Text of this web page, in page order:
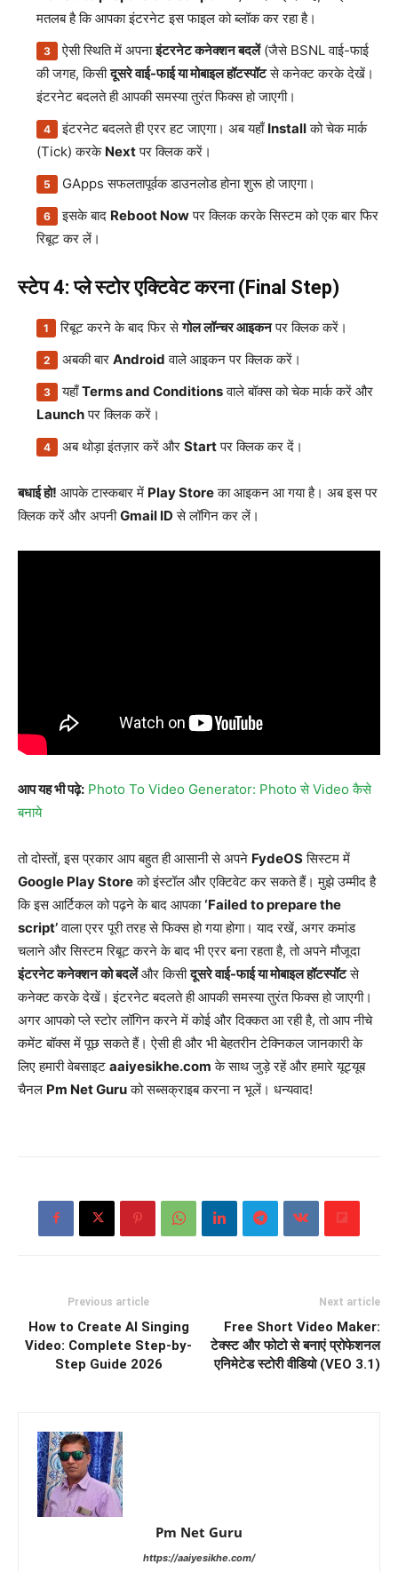
मतलब है कि आपका इंटरनेट इस फाइल को ब्लॉक कर रहा है।
ऐसी स्थिति में अपनाइंटरनेट कनेक्शन बदलें(जैसे BSNL वाई-फाई
की जगह, किसीदूसरे वाई-फाई या मोबाइल हॉटस्पॉटसे कनेक्ट करके देखें।
इंटरनेट बदलते ही आपकी समस्या तुरंत फिक्स हो जाएगी।
इंटरनेट बदलते ही एरर हट जाएगा। अब यहाँ Installको चेक मार्क
(Tick) करके Nextपर क्लिक करें।
GApps सफलतापूर्वक डाउनलोड होना शुरू हो जाएगा।
इसके बाद Reboot Nowपर क्लिक करके सिस्टम को एक बार फिर
रिबूट कर लें।
स्टेप 4: प्ले स्टोर एक्टिवेट करना (Final Step)
रिबूट करने के बाद फिर सेगोल लॉन्चर आइकनपर क्लिक करें।
अबकी बार Android वाले आइकन पर क्लिक करें।
यहाँTerms and Conditionsवाले बॉक्स को चेक मार्क करें और
Launchपर क्लिक करें।
अब थोड़ा इंतज़ार करें और Startपर क्लिक कर दें।
बधाई हो! आपके टास्कबार में Play Storeका आइकन आ गया है। अब इस पर
क्लिक करें और अपनीGmail ID से लॉगिन कर लें।
आप यह भी पढ़े: Photo To Video Generator: Photo से Video कैसे
बनाये
तो दोस्तों, इस प्रकार आप बहुत ही आसानी से अपने FydeOSसिस्टम में
Google Play Storeको इंस्टॉल और एक्टिवेट कर सकते हैं। मुझे उम्मीद है
कि इस आर्टिकल को पढ़ने के बाद आपका‘Failed to prepare the
script’वाला एरर पूरी तरह से फिक्स हो गया होगा। याद रखें, अगर कमांड
चलाने और सिस्टम रिबूट करने के बाद भी एरर बना रहता है, तो अपने मौजूदा
इंटरनेट कनेक्शन को बदलेंऔर किसीदूसरे वाई-फाई या मोबाइल हॉटस्पॉटसे
कनेक्ट करके देखें। इंटरनेट बदलते ही आपकी समस्या तुरंत फिक्स हो जाएगी।
अगर आपको प्ले स्टोर लॉगिन करने में कोई और दिक्कत आ रही है, तो आप नीचे
कमेंट बॉक्स में पूछ सकते हैं। ऐसी ही और भी बेहतरीन टेक्निकल जानकारी के
लिए हमारी वेबसाइट aaiyesikhe.com के साथ जुड़े रहें और हमारे यूट्यूब
चैनल Pm Net Guruको सब्सक्राइब करना न भूलें। धन्यवाद!
Previous article
How to Create AI Singing
Video: Complete Step-by-
Step Guide 2026
Next article
Free Short Video Maker:
टेक्स्ट और फोटो से बनाएं प्रोफेशनल
एनिमेटेड स्टोरी वीडियो (VEO 3.1)
Pm Net Guru
https://aaiyesikhe.com/